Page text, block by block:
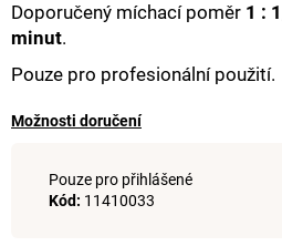
Doporučený míchací poměr 1 : 1
minut.
Pouze pro profesionální použití.
Možnosti doručení
Pouze pro přihlášené
Kód: 11410033
p
o
r
č